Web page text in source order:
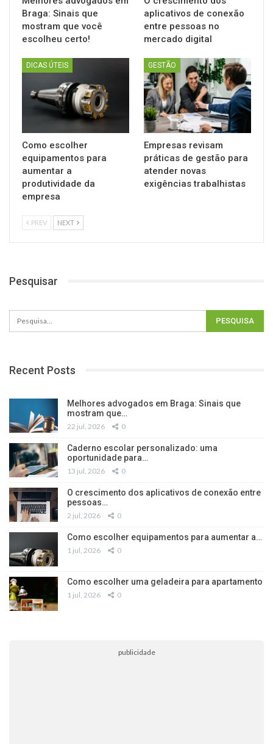
Braga: Sinais que
mostram que você
escolheu certo!
aplicativos de conexão
entre pessoas no
mercado digital
DICAS ÚTEIS
Como escolher
equipamentos para
aumentar a
produtividade da
empresa
GESTÃO
Empresas revisam
práticas de gestão para
atender novas
exigências trabalhistas
PREV NEXT
Pesquisar
Recent Posts
Melhores advogados em Braga: Sinais que
mostram que…
22 jul, 2026 0
Caderno escolar personalizado: uma
oportunidade para…
13 jul, 2026 0
O crescimento dos aplicativos de conexão entre
pessoas…
2 jul, 2026 0
Como escolher equipamentos para aumentar a…
1 jul, 2026 0
Como escolher uma geladeira para apartamento
1 jul, 2026 0
publicidade